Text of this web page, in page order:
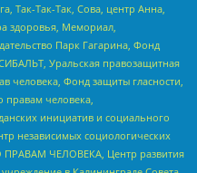
Так-Так-Так, Сова, центр Анна,
здоровья, Мемориал,
Парк Гагарина, Фонд
Уральская правозащитная
человека, Фонд защиты гласности,
правам человека,
инициатив и социального
независимых социологических
ПРАВАМ ЧЕЛОВЕКА, Центр развития